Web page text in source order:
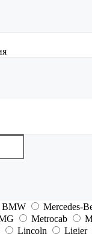
BMW Mercedes-
Metrocab
Lincoln Ligier